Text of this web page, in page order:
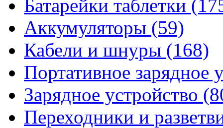
Батарейки таблетки
Аккумуляторы (59)
Кабели и шнуры (168)
Портативное зарядное
Зарядное устройство
Переходники и